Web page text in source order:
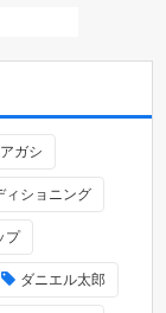
アガシ
ィショニング
プ
ダニエル太郎